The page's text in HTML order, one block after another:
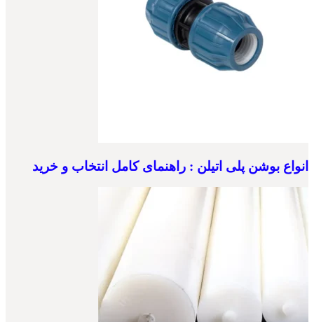
انواع بوشن پلی اتیلن : راهنمای کامل انتخاب و خرید